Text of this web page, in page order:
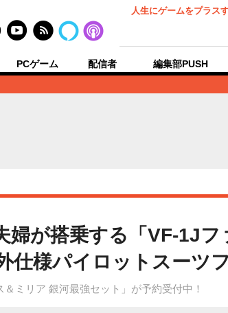
人生にゲームをプラス
PCゲーム 配信者 編集部PUSH
婦が搭乗する「VF-1J
仕様パイロットスーツ
ミリア 銀河最強セット」が予約受付中！